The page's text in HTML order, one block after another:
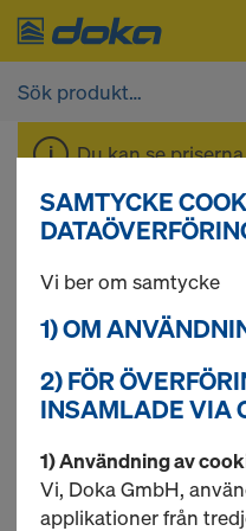
Du kan se
3 produkter hittade
Mest sökta
SAMTYCKE
Vi ber om samtycke
1) OM
2) FÖR
INSAMLADE VIA
1) Användning av
Vi, Doka GmbH,
applikationer från